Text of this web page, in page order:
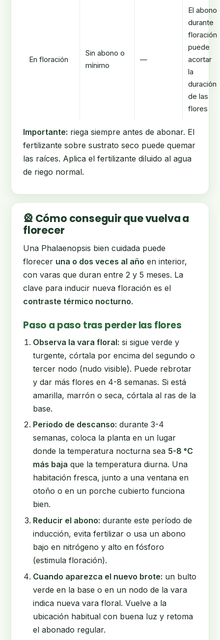
En floración
Sin abono o
mínimo
—
El abono
durante
floración
puede
acortar
la
duración
de las
flores
Importante: riega siempre antes de abonar. El
fertilizante sobre sustrato seco puede quemar
las raíces. Aplica el fertilizante diluido al agua
de riego normal.
🎡 Cómo conseguir que vuelva a
florecer
Una Phalaenopsis bien cuidada puede
florecer una o dos veces al año en interior,
con varas que duran entre 2 y 5 meses. La
clave para inducir nueva floración es el
contraste térmico nocturno.
Paso a paso tras perder las flores
Observa la vara floral: si sigue verde y
turgente, córtala por encima del segundo o
tercer nodo (nudo visible). Puede rebrotar
y dar más flores en 4-8 semanas. Si está
amarilla, marrón o seca, córtala al ras de la
base.
Periodo de descanso: durante 3-4
semanas, coloca la planta en un lugar
donde la temperatura nocturna sea 5-8 °C
más baja que la temperatura diurna. Una
habitación fresca, junto a una ventana en
otoño o en un porche cubierto funciona
bien.
Reducir el abono: durante este período de
inducción, evita fertilizar o usa un abono
bajo en nitrógeno y alto en fósforo
(estimula floración).
Cuando aparezca el nuevo brote: un bulto
verde en la base o en un nodo de la vara
indica nueva vara floral. Vuelve a la
ubicación habitual con buena luz y retoma
el abonado regular.